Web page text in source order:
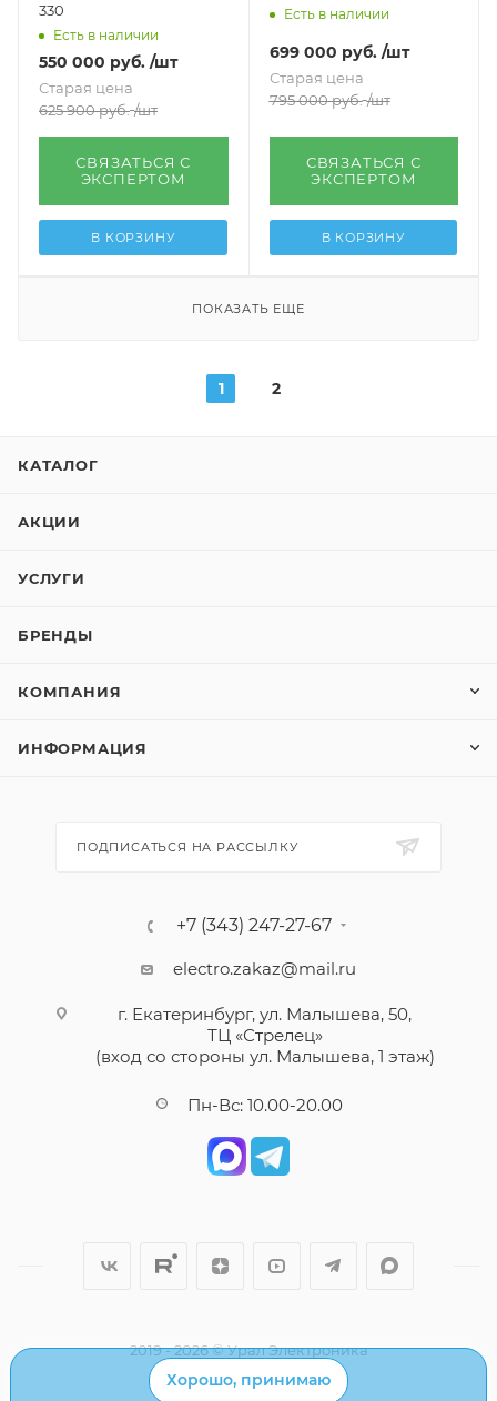
330
Есть в наличии
550 000 руб. /шт
Старая цена
625 900руб. /шт
СВЯЗАТЬСЯ С
ЭКСПЕРТОМ
В КОРЗИНУ
Есть в наличии
699 000 руб. /шт
Старая цена
795 000руб. /шт
СВЯЗАТЬСЯ С
ЭКСПЕРТОМ
В КОРЗИНУ
ПОКАЗАТЬ ЕЩЕ
1 2
КАТАЛОГ
АКЦИИ
УСЛУГИ
БРЕНДЫ
КОМПАНИЯ
ИНФОРМАЦИЯ
ПОДПИСАТЬСЯ НА РАССЫЛКУ
+7 (343) 247-27-67
electro.zakaz@mail.ru
г. Екатеринбург, ул. Малышева, 50,
ТЦ «Стрелец»
(вход со стороны ул. Малышева, 1 этаж)
Пн-Вс: 10.00-20.00
2019 - 2026 © Урал Электроника
Хорошо, принимаю